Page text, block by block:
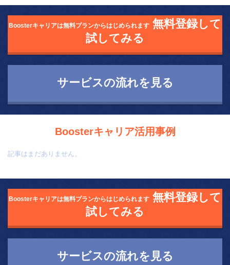
Boosterキャリアは無料プランからはじめられます 無料登録して
試してみる
サービスの流れを見る
Boosterキャリア活用事例
記事はまだありません。
Boosterキャリアは無料プランからはじめられます 無料登録して
試してみる
サービスの流れを見る